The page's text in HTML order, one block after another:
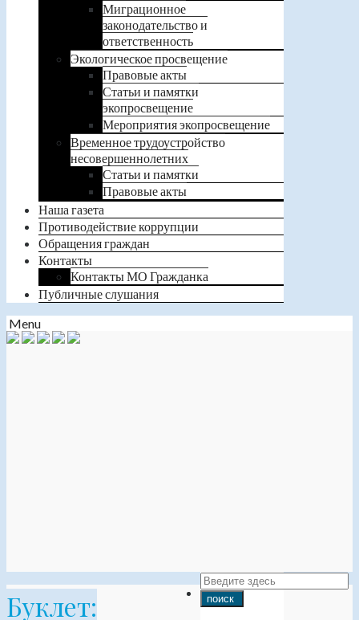
Миграционное
законодательство и
ответственность
Экологическое просвещение
Правовые акты
Статьи и памятки
экопросвещение
Мероприятия экопросвещение
Временное трудоустройство
несовершеннолетних
Статьи и памятки
Правовые акты
Наша газета
Противодействие коррупции
Обращения граждан
Контакты
Контакты МО Гражданка
Публичные слушания
Menu
Буклет: